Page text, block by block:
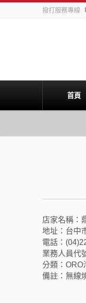
撥打服務專線
首頁
店家名稱：
地址：台中
電話：
業務人員代
分類：ORO
備註：無線